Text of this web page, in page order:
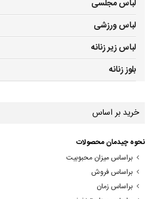
لباس مجلسی
لباس ورزشی
لباس زیر زنانه
بلوز زنانه
خرید بر اساس
نحوه چیدمان محصولات
براساس میزان محبوبیت
براساس فروش
براساس زمان